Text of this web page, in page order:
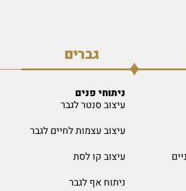
גברים
ניתוחי פנים
עיצוב סנטר לגבר
עיצוב עצמות לחיים לגבר
עיצוב קו לסת
ניתוח אף לגבר